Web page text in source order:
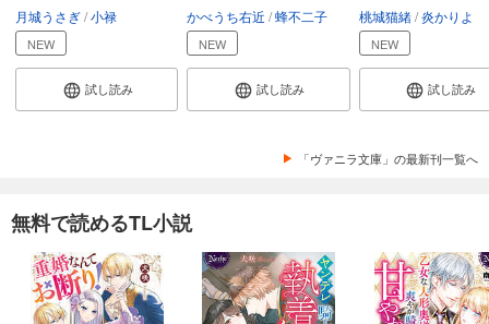
月城うさぎ 小禄
NEW
試し読み
かべうち右近 蜂不二子
NEW
試し読み
桃城猫緒 炎かりよ
NEW
試し読み
「ヴァニラ文庫」の最新刊一覧へ
無料で読めるTL小説